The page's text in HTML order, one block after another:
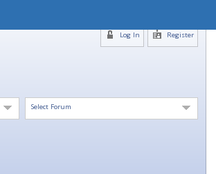
Register
Log In
Select Forum